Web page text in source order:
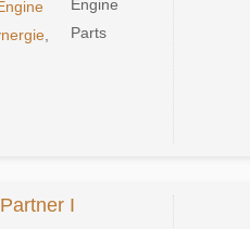
I